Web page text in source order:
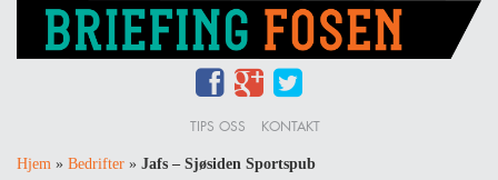
TIPS OSS KONTAKT
Hjem » Bedrifter » Jafs – Sjøsiden Sportspub